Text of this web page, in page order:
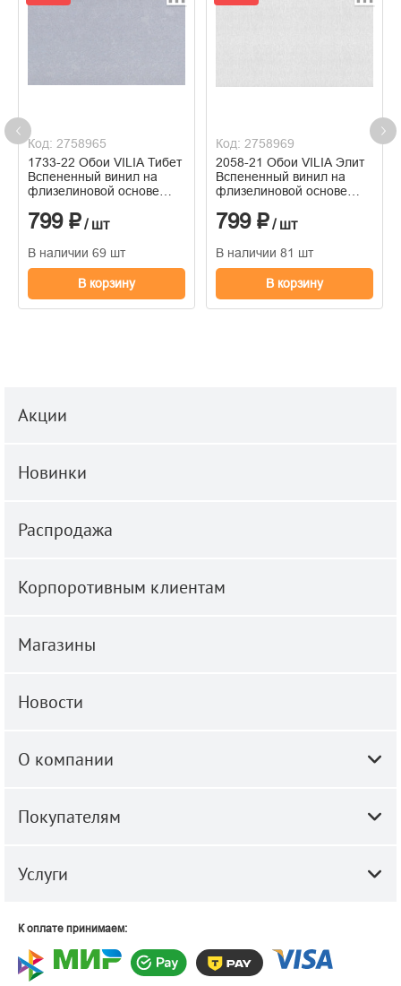
Код: 2758965
1733-22 Обои VILIA Тибет
Вспененный винил на
флизелиновой основе
799 ₽/ шт
В наличии 69 шт
В корзину
Код: 2758969
2058-21 Обои VILIA Элит
Вспененный винил на
флизелиновой основе
799 ₽/ шт
В наличии 81 шт
В корзину
Акции
Новинки
Распродажа
Корпоротивным клиентам
Магазины
Новости
О компании
Покупателям
Услуги
К оплате принимаем: